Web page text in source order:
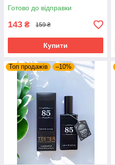
Готово до відправки
143 ₴ 159 ₴
Купити
Топ продажів –10%